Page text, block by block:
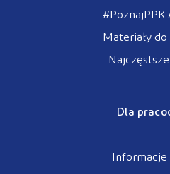
#PoznajPPK
Materiały
Dla